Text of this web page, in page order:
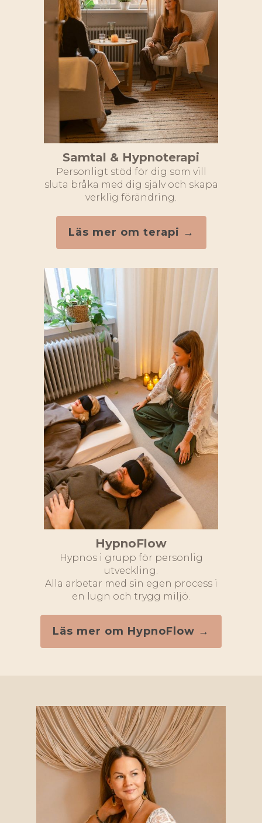
Samtal & Hypnoterapi
Personligt stöd för dig som vill
sluta bråka med dig själv och skapa
verklig förändring.
Läs mer om terapi →
HypnoFlow
Hypnos i grupp för personlig
utveckling.
Alla arbetar med sin egen process i
en lugn och trygg miljö.
Läs mer om HypnoFlow →